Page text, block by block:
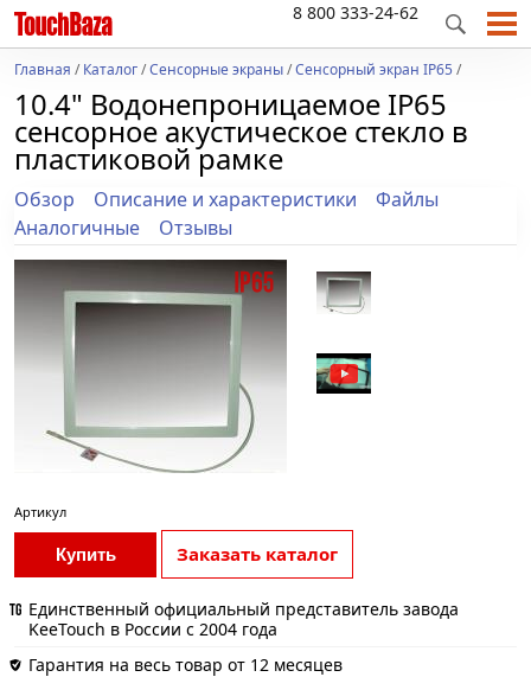
8 800 333-24-62
Главная /Каталог/Сенсорные экраны/Сенсорный экран IP65 /
10.4" Водонепроницаемое IP65
сенсорное акустическое стекло в
пластиковой рамке
Обзор Описание и характеристики
Файлы
Аналогичные
Отзывы
Артикул
Купить Заказать каталог
Единственный официальный представитель завода
KeeTouch в России с 2004 года
Гарантия на весь товар от 12 месяцев